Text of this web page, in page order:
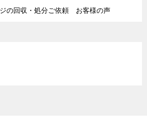
の回収・処分ご依頼 お客様の声